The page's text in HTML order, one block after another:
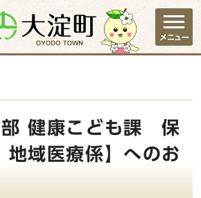
メニュー
部 健康こども課 保
地域医療係】へのお